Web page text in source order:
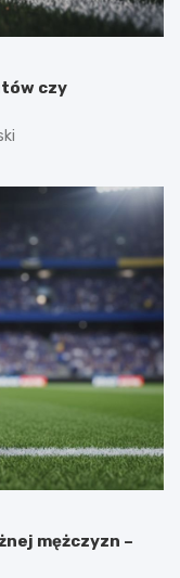
czy
mężczyzn –